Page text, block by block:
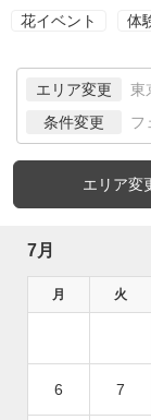
花イベント 体
エリア変更 東
条件変更 フ
エリア変
7月
月 火
6 7